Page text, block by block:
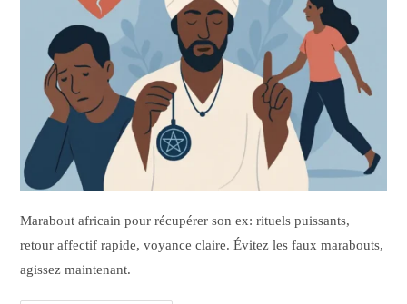
Marabout africain pour récupérer son ex: rituels puissants,
retour affectif rapide, voyance claire. Évitez les faux marabouts,
agissez maintenant.